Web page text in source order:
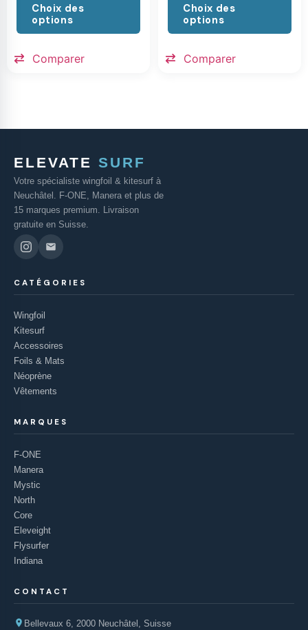
Choix des
options
Comparer
Choix des
options
Comparer
ELEVATE SURF
Votre spécialiste wingfoil & kitesurf à
Neuchâtel. F-ONE, Manera et plus de
15 marques premium. Livraison
gratuite en Suisse.
CATÉGORIES
Wingfoil
Kitesurf
Accessoires
Foils & Mats
Néoprène
Vêtements
MARQUES
F-ONE
Manera
Mystic
North
Core
Eleveight
Flysurfer
Indiana
CONTACT
Bellevaux 6, 2000 Neuchâtel, Suisse